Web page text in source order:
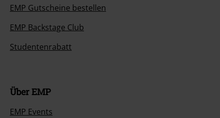
EMP Gutscheine bestellen
EMP Backstage Club
Studentenrabatt
Über EMP
EMP Events